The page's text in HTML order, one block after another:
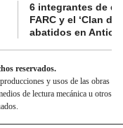
6 integrantes de
FARC y el ‘Clan
abatidos en
reservados.
y usos de las obras
de lectura mecánica u otros